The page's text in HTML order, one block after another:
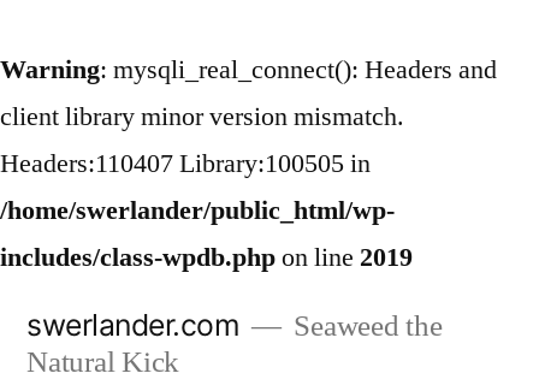
Warning: mysqli_real_connect(): Headers and
client library minor version mismatch.
Headers:110407 Library:100505 in
/home/swerlander/public_html/wp-
includes/class-wpdb.phpon line 2019
till
swerlander.com
Seaweed the
Natural Kick